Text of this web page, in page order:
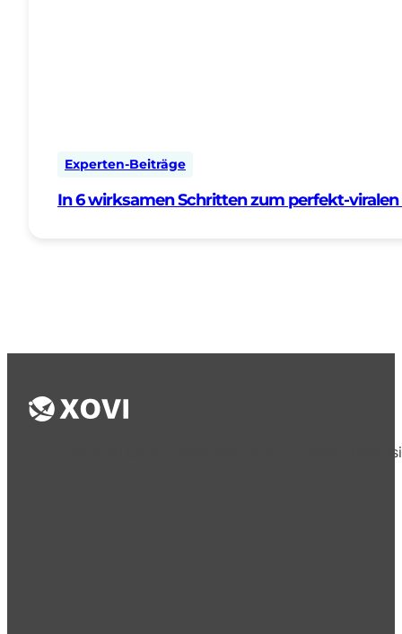
Experten-Beiträge
In 6 wirksamen Schritten zum perfekt-
Die XOVI GmbH bietet seit 2009 von ihrem